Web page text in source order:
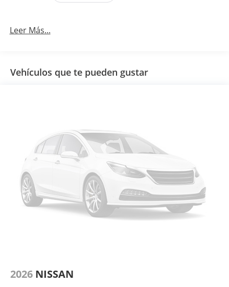
Leer Más...
Vehículos que te pueden gustar
2026 NISSAN